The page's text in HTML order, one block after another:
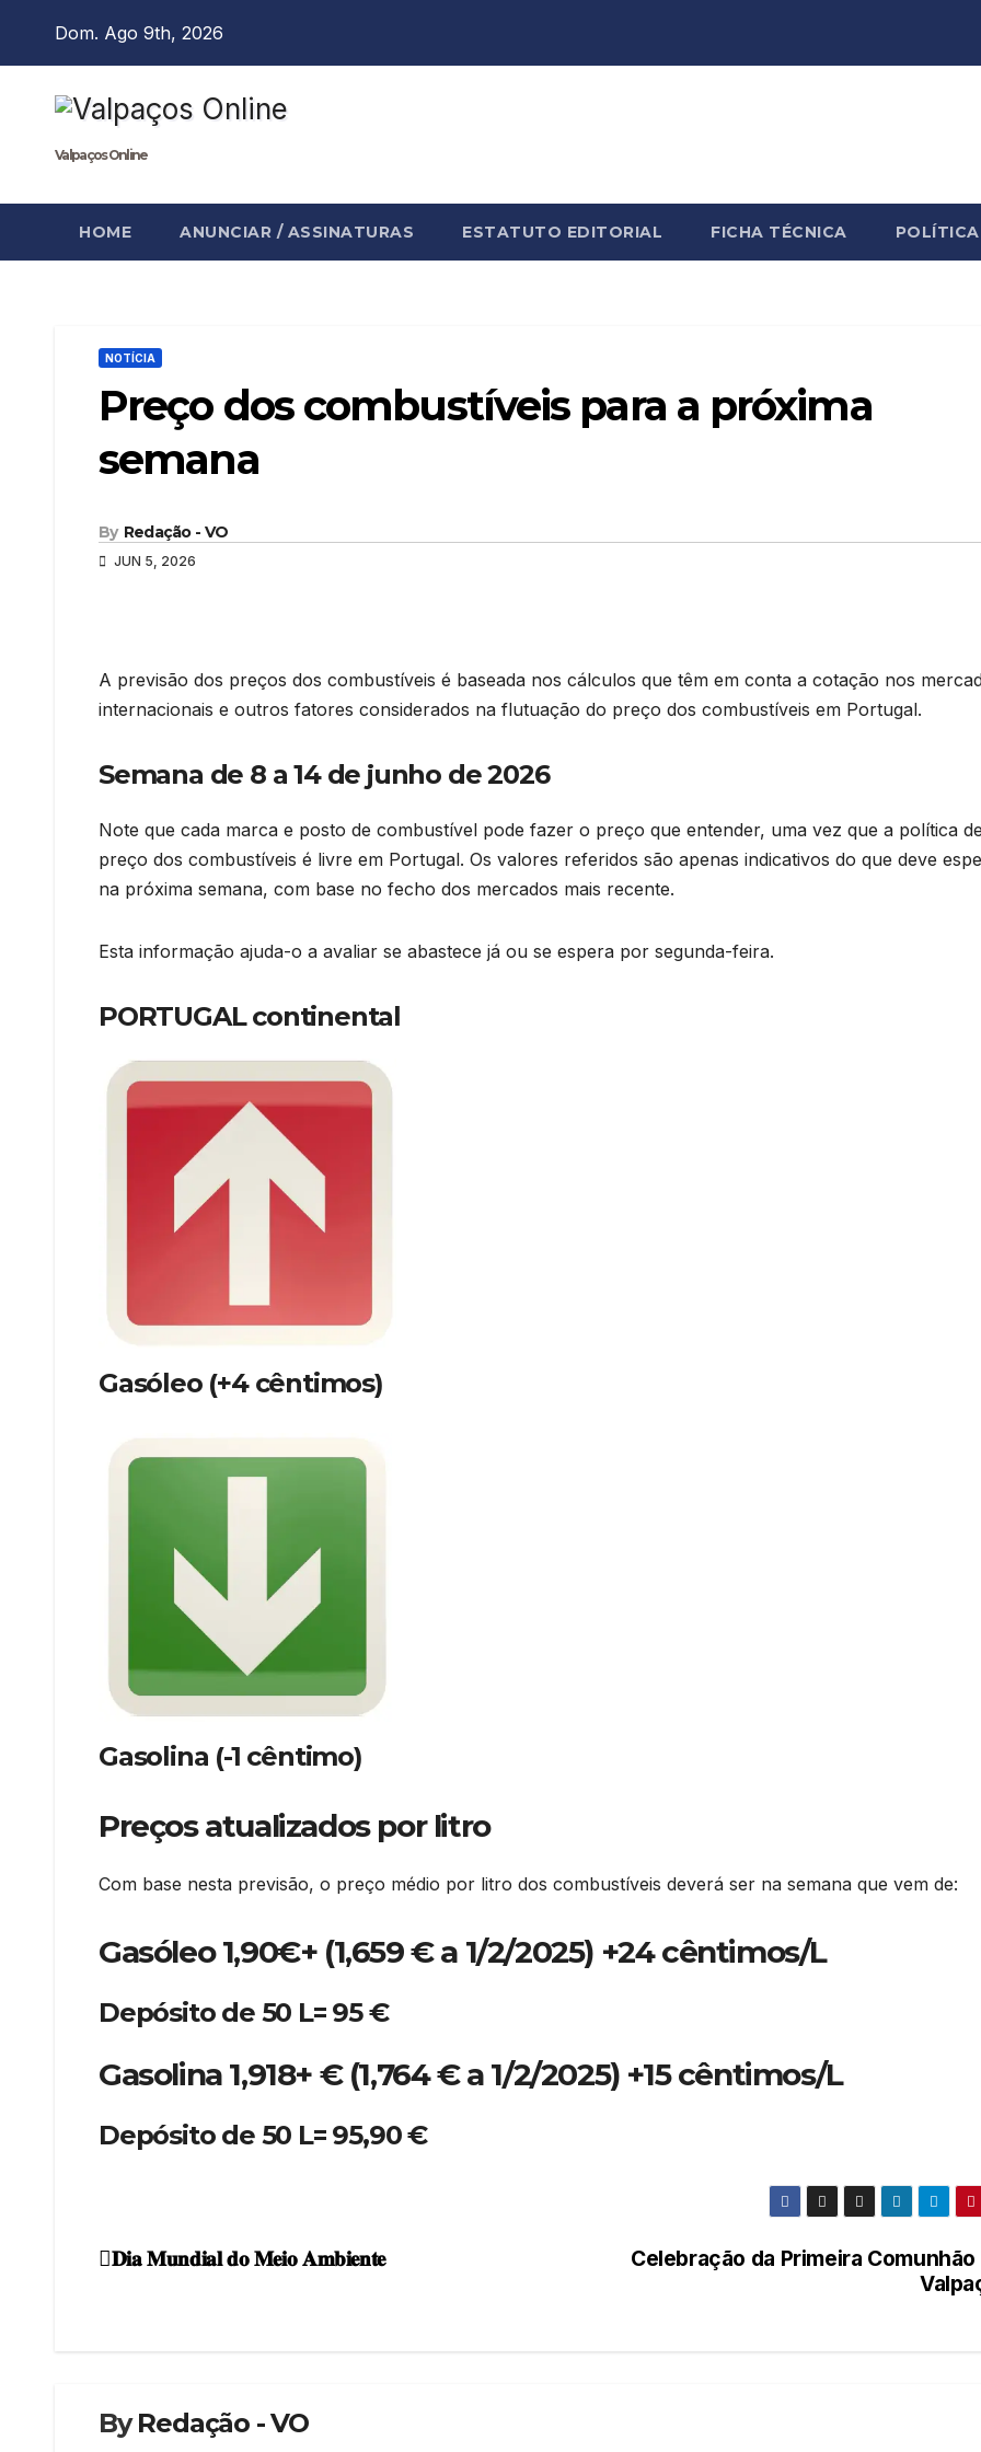
Dom. Ago 9th, 2026
Valpaços Online
HOME ANUNCIAR / ASSINATURAS ESTATUTO EDITORIAL FICHA TÉCNICA
NOTÍCIA
Preço dos combustíveis para a próxima
semana
By Redação - VO
JUN 5, 2026
A previsão dos preços dos combustíveis é baseada nos cálculos que têm em conta a cotação nos
internacionais e outros fatores considerados na flutuação do preço dos combustíveis em Portugal.
Semana de 8 a 14 de junho de 2026
Note que cada marca e posto de combustível pode fazer o preço que entender, uma vez que a política de
preço dos combustíveis é livre em Portugal. Os valores referidos são apenas indicativos do que deve
na próxima semana, com base no fecho dos mercados mais recente.
Esta informação ajuda-o a avaliar se abastece já ou se espera por segunda-feira.
PORTUGAL continental
Gasóleo (+4 cêntimos)
Gasolina (-1 cêntimo)
Preços atualizados por litro
Com base nesta previsão, o preço médio por litro dos combustíveis deverá ser na semana que vem de:
Gasóleo 1,90€+ (1,659 € a 1/2/2025) +24 cêntimos/L
Depósito de 50 L= 95 €
Gasolina 1,918+ € (1,764 € a 1/2/2025) +15 cêntimos/L
Depósito de 50 L= 95,90 €
Navegação
Celebração da Primeira Comunhão
𝐃𝐢𝐚 𝐌𝐮𝐧𝐝𝐢𝐚𝐥 𝐝𝐨 𝐌𝐞𝐢𝐨 𝐀𝐦𝐛𝐢𝐞𝐧𝐭𝐞
ByRedação - VO